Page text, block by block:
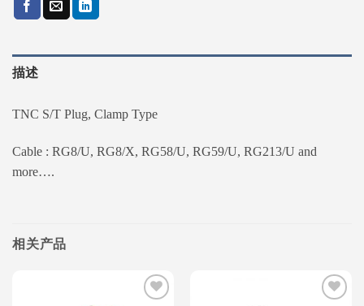
描述
TNC S/T Plug, Clamp Type
Cable : RG8/U, RG8/X, RG58/U, RG59/U, RG213/U and
more….
相关产品